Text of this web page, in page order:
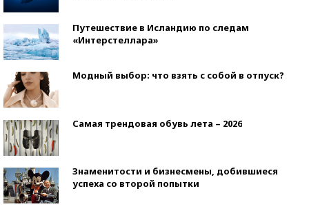
Путешествие в Исландию по следам
«Интерстеллара»
Модный выбор: что взять с собой в отпуск?
Самая трендовая обувь лета – 2026
Знаменитости и бизнесмены, добившиеся
успеха со второй попытки